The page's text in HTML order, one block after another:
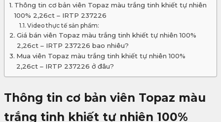
Thông tin cơ bản viên Topaz màu trắng tinh khiết tự nhiên
100% 2,26ct – IRTP 237226
Video thực tế sản phẩm:
Giá bán viên Topaz màu trắng tinh khiết tự nhiên 100%
2,26ct – IRTP 237226 bao nhiêu?
Mua viên Topaz màu trắng tinh khiết tự nhiên 100%
2,26ct – IRTP 237226 ở đâu?
Thông tin cơ bản viên Topaz màu
trắng tinh khiết tự nhiên 100%